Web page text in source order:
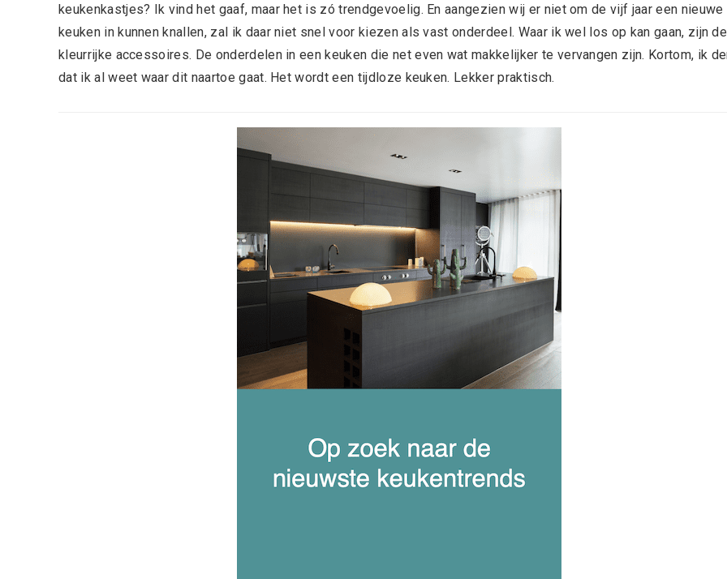
keukenkastjes? Ik vind het gaaf, maar het is zó trendgevoelig. En aangezien wij er niet om de vijf jaar een nieuwe
keuken in kunnen knallen, zal ik daar niet snel voor kiezen als vast onderdeel. Waar ik wel los op kan gaan, zijn de
kleurrijke accessoires. De onderdelen in een keuken die net even wat makkelijker te vervangen zijn. Kortom, ik
dat ik al weet waar dit naartoe gaat. Het wordt een tijdloze keuken. Lekker praktisch.